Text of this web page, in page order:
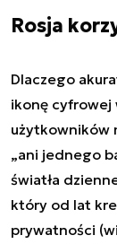
Rosja
Dlaczego
ikonę cyfrowej
użytkowników
„ani jednego
światła
który od lat
prywatności